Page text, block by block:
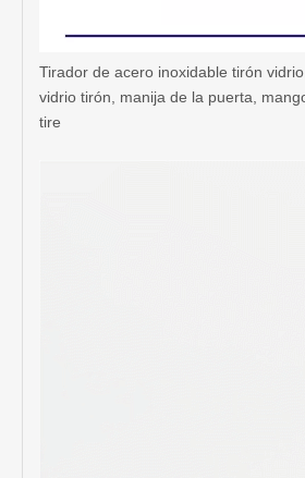
Tirador de acero inoxidable tirón
vidrio tirón, manija de la puerta,
tire